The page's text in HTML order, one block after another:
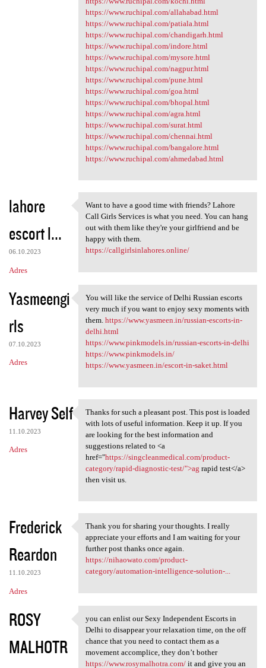
https://www.ruchipal.com/allahabad.html
https://www.ruchipal.com/patiala.html
https://www.ruchipal.com/chandigarh.html
https://www.ruchipal.com/indore.html
https://www.ruchipal.com/mysore.html
https://www.ruchipal.com/nagpur.html
https://www.ruchipal.com/pune.html
https://www.ruchipal.com/goa.html
https://www.ruchipal.com/bhopal.html
https://www.ruchipal.com/agra.html
https://www.ruchipal.com/surat.html
https://www.ruchipal.com/chennai.html
https://www.ruchipal.com/bangalore.html
https://www.ruchipal.com/ahmedabad.html
lahore
escort l...
06.10.2023
Adres
Want to have a good time with
Want to have a good time with friends? Lahore
Call Girls Services is what you need. You can hang
out with them like they're your girlfriend and be
happy with them.
https://callgirlsinlahores.online/
Yasmeengi
rls
07.10.2023
Adres
You will like the service of
You will like the service of Delhi Russian escorts
very much if you want to enjoy sexy moments with
them. https://www.yasmeen.in/russian-escorts-in-
delhi.html
https://www.pinkmodels.in/russian-escorts-in-delhi
https://www.pinkmodels.in/
https://www.yasmeen.in/escort-in-saket.html
Harvey Self
11.10.2023
Adres
Thanks for such a pleasant
Thanks for such a pleasant post. This post is loaded
with lots of useful information. Keep it up. If you
are looking for the best information and
suggestions related to <a
href="https://singcleanmedical.com/product-
category/rapid-diagnostic-test/">ag rapid test</a>
then visit us.
Frederick
Reardon
11.10.2023
Adres
Thank you for sharing your
Thank you for sharing your thoughts. I really
appreciate your efforts and I am waiting for your
further post thanks once again.
https://nihaowato.com/product-
category/automation-intelligence-solution-...
ROSY
MALHOTR
you can enlist our Sexy
you can enlist our Sexy Independent Escorts in
Delhi to disappear your relaxation time, on the off
chance that you need to contact them as a
movement accomplice, they don’t bother
https://www.rosymalhotra.com/it and give you an